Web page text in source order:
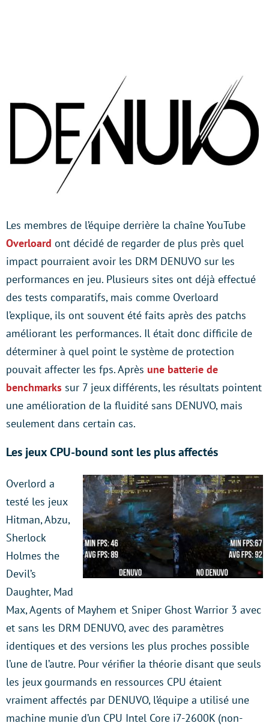
Les membres de l’équipe derrière la chaîne YouTube
Overloard ont décidé de regarder de plus près quel
impact pourraient avoir les DRM DENUVO sur les
performances en jeu. Plusieurs sites ont déjà effectué
des tests comparatifs, mais comme Overloard
l’explique, ils ont souvent été faits après des patchs
améliorant les performances. Il était donc difficile de
déterminer à quel point le système de protection
pouvait affecter les fps. Après une batterie de
benchmarks sur 7 jeux différents, les résultats pointent
une amélioration de la fluidité sans DENUVO, mais
seulement dans certain cas.
Les jeux CPU-bound sont les plus affectés
Overlord a
testé les jeux
Hitman, Abzu,
Sherlock
Holmes the
Devil’s
Daughter, Mad
Max, Agents of Mayhem et Sniper Ghost Warrior 3 avec
et sans les DRM DENUVO, avec des paramètres
identiques et des versions les plus proches possible
l’une de l’autre. Pour vérifier la théorie disant que seuls
les jeux gourmands en ressources CPU étaient
vraiment affectés par DENUVO, l’équipe a utilisé une
machine munie d’un CPU Intel Core i7-2600K (non-